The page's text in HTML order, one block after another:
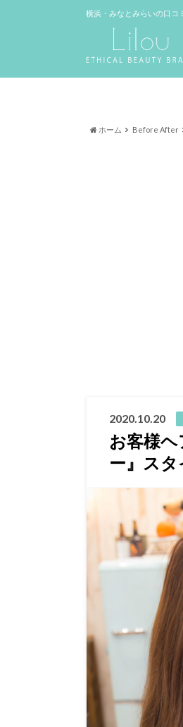
横浜・みなとみらいの口コ
ホーム Before After
2020.10.20
お客様
ー』ス